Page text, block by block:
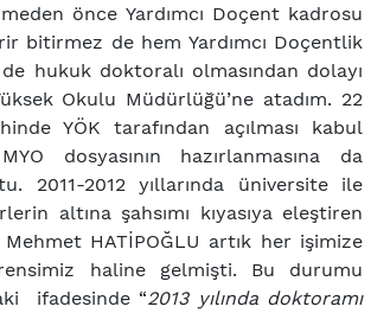
önce Yardımcı Doçent kadrosu
bitirmez de hem Yardımcı Doçentlik
hukuk doktoralı olmasından dolayı
Okulu Müdürlüğü’ne atadım. 22
YÖK tarafından açılması kabul
dosyasının hazırlanmasına da
2011-2012 yıllarında üniversite ile
altına şahsımı kıyasıya eleştiren
HATİPOĞLU artık her işimize
haline gelmişti. Bu durumu
ifadesinde “2013 yılında doktoramı